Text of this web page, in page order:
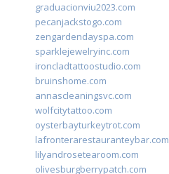
graduacionviu2023.com
pecanjackstogo.com
zengardendayspa.com
sparklejewelryinc.com
ironcladtattoostudio.com
bruinshome.com
annascleaningsvc.com
wolfcitytattoo.com
oysterbayturkeytrot.com
lafronterarestauranteybar.com
lilyandrosetearoom.com
olivesburgberrypatch.com